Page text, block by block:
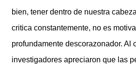
bien, tener dentro de nuestra
critica constantemente, no es
profundamente descorazonador. Al
investigadores apreciaron que las